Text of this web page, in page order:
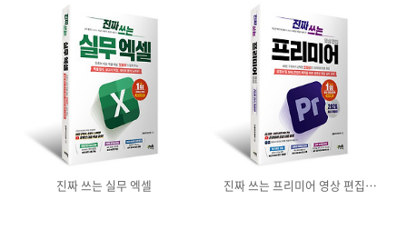
진짜 쓰는 실무 엑셀 진짜 쓰는 프리미어 영상 편집